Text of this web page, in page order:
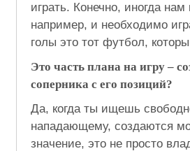
играть. Конечно, иногда
например, и необходимо
голы это тот футбол,
Это часть плана на игру –
соперника с его позиций?
Да, когда ты ищешь
нападающему, создаются
значение, это не просто